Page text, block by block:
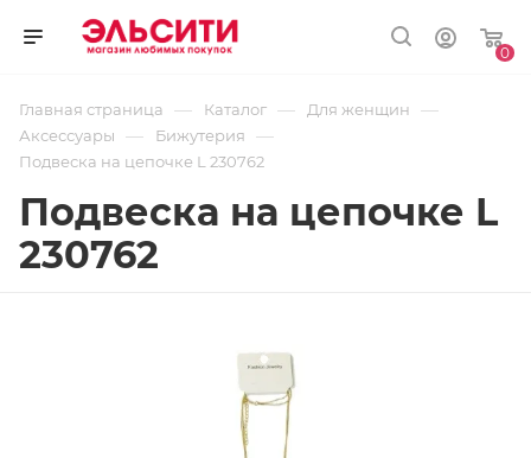
0
Главная страница — Каталог — Для женщин —
Аксессуары — Бижутерия —
Подвеска на цепочке L 230762
Подвеска на цепочке L
230762